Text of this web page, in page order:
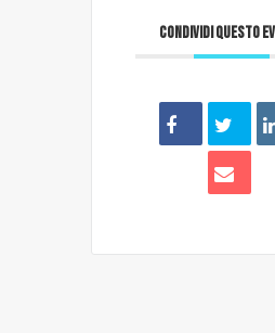
CONDIVIDI QUESTO